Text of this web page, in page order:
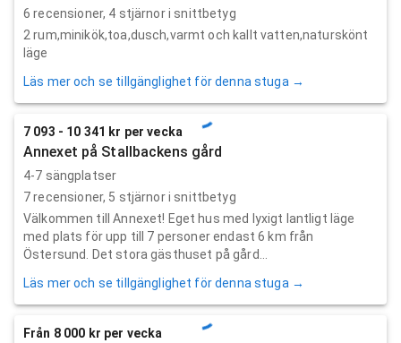
6 recensioner, 4 stjärnor i snittbetyg
2 rum,minikök,toa,dusch,varmt och kallt vatten,naturskönt
läge
Läs mer och se tillgänglighet för denna stuga →
7 093 - 10 341 kr per vecka
Annexet på Stallbackens gård
4-7 sängplatser
7recensioner, 5 stjärnor i snittbetyg
Välkommen till Annexet! Eget hus med lyxigt lantligt läge
med plats för upp till 7 personer endast 6 km från
Östersund. Det stora gästhuset på gård...
Läs mer och se tillgänglighet för denna stuga →
Från 8 000 kr per vecka